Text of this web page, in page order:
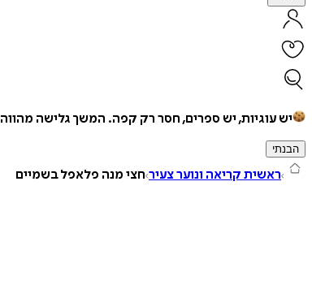
יש עוגיות, יש ספרים, חסר רק קפה. המשך גלישה מהווה
הבנתי
ראשית קריאה ונוער צעיר חצי מנה פלאפל בשמיים